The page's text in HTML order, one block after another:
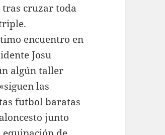
tras cruzar toda
encuentro en
Josu
algún taller
las
futbol baratas
junto